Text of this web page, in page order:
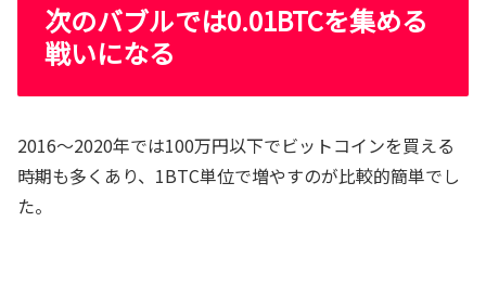
次のバブルでは0.01BTCを集める
戦いになる
2016～2020年では100万円以下でビットコインを買える
時期も多くあり、1BTC単位で増やすのが比較的簡単でし
た。